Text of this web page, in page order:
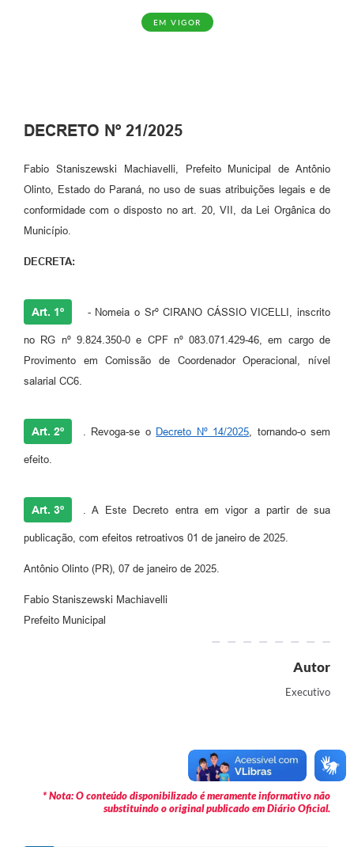
Carta de serviço ao usuario
Programa para Elaboração de Proposta
Resoluções
Portarias
Leis
PPA 2026-2029
Protocolo
A Prefeitura
Leis Municipais
Plano de Governo
Principal
Galeria de Fotos
Turismo
EM VIGOR
DECRETO Nº 21/2025
Fabio Staniszewski Machiavelli, Prefeito Municipal de Antônio
Olinto, Estado do Paraná, no uso de suas atribuições legais e de
conformidade com o disposto no art. 20, VII, da Lei Orgânica do
Município.
DECRETA:
Art. 1º - Nomeia o Srº CIRANO CÁSSIO VICELLI, inscrito
no RG nº 9.824.350-0 e CPF nº 083.071.429-46, em cargo de
Provimento em Comissão de Coordenador Operacional, nível
salarial CC6.
Art. 2º . Revoga-se o Decreto Nº 14/2025, tornando-o sem
efeito.
Art. 3º . A Este Decreto entra em vigor a partir de sua
publicação, com efeitos retroativos 01 de janeiro de 2025.
Antônio Olinto (PR), 07 de janeiro de 2025.
Fabio Staniszewski Machiavelli
Prefeito Municipal
Autor
Executivo
* Nota: O conteúdo disponibilizado é meramente informativo não
substituindo o original publicado em Diário Oficial.